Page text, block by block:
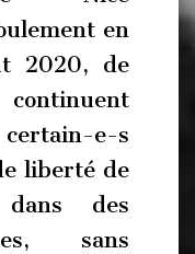
en
2020, de
e-s
liberté de
des
sans